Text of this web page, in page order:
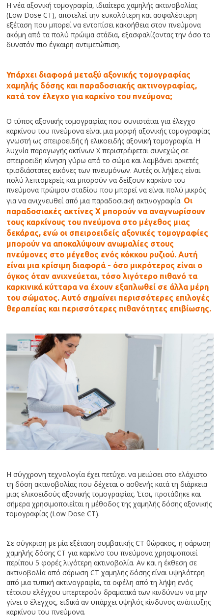
Η νέα αξονική τομογραφία, ιδιαίτερα χαμηλής ακτινοβολίας
(Low Dose CT), αποτελεί την ευκολότερη και ασφαλέστερη
εξέταση που μπορεί να εντοπίσει κακοήθεια στον πνεύμονα
ακόμη από τα πολύ πρώιμα στάδια, εξασφαλίζοντας την όσο το
δυνατόν πιο έγκαιρη αντιμετώπιση.
Υπάρχει διαφορά μεταξύ αξονικής τομογραφίας
χαμηλής δόσης και παραδοσιακής ακτινογραφίας,
κατά τον έλεγχο για καρκίνο του πνεύμονα;
Ο τύπος αξονικής τομογραφίας που συνιστάται για έλεγχο
καρκίνου του πνεύμονα είναι μια μορφή αξονικής τομογραφίας
γνωστή ως σπειροειδής ή ελικοειδής αξονική τομογραφία. Η
λυχνία παραγωγής ακτίνων Χ περιστρέφεται συνεχώς σε
σπειροειδή κίνηση γύρω από το σώμα και λαμβάνει αρκετές
τρισδιάστατες εικόνες των πνευμόνων. Αυτές οι λήψεις είναι
πολύ λεπτομερείς και μπορούν να δείξουν καρκίνο του
πνεύμονα πρώιμου σταδίου που μπορεί να είναι πολύ μικρός
για να ανιχνευθεί από μια παραδοσιακή ακτινογραφία. Οι
παραδοσιακές ακτίνες Χ μπορούν να αναγνωρίσουν
τους καρκίνους του πνεύμονα στο μέγεθος μιας
δεκάρας, ενώ οι σπειροειδείς αξονικές τομογραφίες
μπορούν να αποκαλύψουν ανωμαλίες στους
πνεύμονες στο μέγεθος ενός κόκκου ρυζιού. Αυτή
είναι μια κρίσιμη διαφορά - όσο μικρότερος είναι ο
όγκος όταν ανιχνεύεται, τόσο λιγότερο πιθανό τα
καρκινικά κύτταρα να έχουν εξαπλωθεί σε άλλα μέρη
του σώματος. Αυτό σημαίνει περισσότερες επιλογές
θεραπείας και περισσότερες πιθανότητες επιβίωσης.
Η σύγχρονη τεχνολογία έχει πετύχει να μειώσει στο ελάχιστο
τη δόση ακτινοβολίας που δέχεται ο ασθενής κατά τη διάρκεια
μιας ελικοειδούς αξονικής τομογραφίας. Έτσι, προτάθηκε και
σήμερα χρησιμοποιείται η μέθοδος της χαμηλής δόσης αξονικής
τομογραφίας (Low Dose CT).
Σε σύγκριση με μία εξέταση συμβατικής CT θώρακος, η σάρωση
χαμηλής δόσης CT για καρκίνο του πνεύμονα χρησιμοποιεί
περίπου 5 φορές λιγότερη ακτινοβολία. Αν και η έκθεση σε
ακτινοβολία από σάρωση CT χαμηλής δόσης είναι υψηλότερη
από μια τυπική ακτινογραφία, τα οφέλη από τη λήψη ενός
τέτοιου ελέγχου υπερτερούν δραματικά των κινδύνων να μην
γίνει ο έλεγχος, ειδικά αν υπάρχει υψηλός κίνδυνος ανάπτυξης
καρκίνου του πνεύμονα.